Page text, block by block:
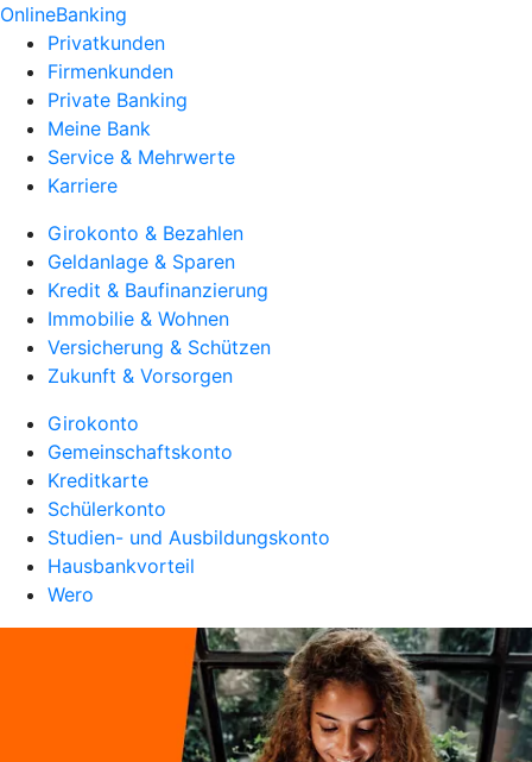
OnlineBanking
Privatkunden
Firmenkunden
Private Banking
Meine Bank
Service & Mehrwerte
Karriere
Girokonto & Bezahlen
Geldanlage & Sparen
Kredit & Baufinanzierung
Immobilie & Wohnen
Versicherung & Schützen
Zukunft & Vorsorgen
Girokonto
Gemeinschaftskonto
Kreditkarte
Schülerkonto
Studien- und Ausbildungskonto
Hausbankvorteil
Wero